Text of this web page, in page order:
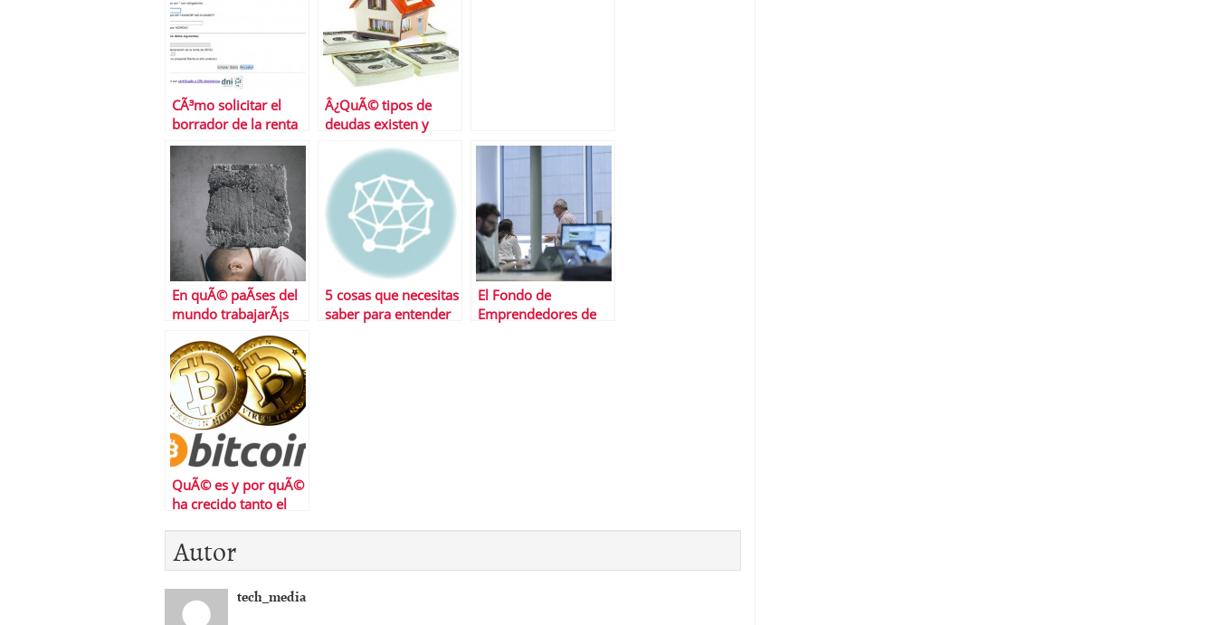
CÃ³mo solicitar el
borrador de la renta
2013
Â¿QuÃ© tipos de
deudas existen y
cÃ³mo te afectan?
En quÃ© paÃ­ses del
mundo trabajarÃ¡s
mÃ¡s y en cuÃ¡les
tendrÃ¡s mÃ¡s tiempo
libre
5 cosas que necesitas
saber para entender
El Fondo de
Emprendedores de
QuÃ© es y por quÃ©
ha crecido tanto el
criptomonedas
Autor
tech_media